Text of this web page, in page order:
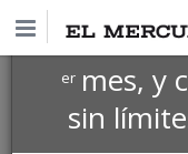
ermes, y
sin